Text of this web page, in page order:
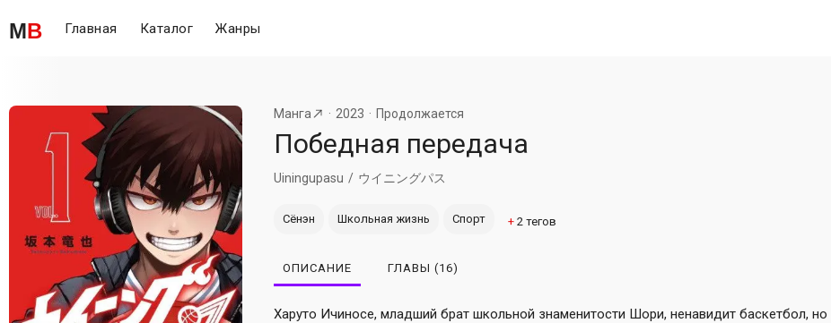
MB Главная Каталог Жанры
Манга 2023 Продолжается
Победная передача
Uiningupasu ウイニングパス
Сёнэн Школьная жизнь Спорт + 2 тегов
ОПИСАНИЕ ГЛАВЫ (16)
Харуто Ичиносе, младший брат школьной знаменитости Шори, ненавидит баскетбол,